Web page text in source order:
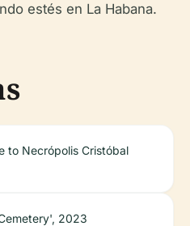
estés en La Habana.
to Necrópolis Cristóbal
2023